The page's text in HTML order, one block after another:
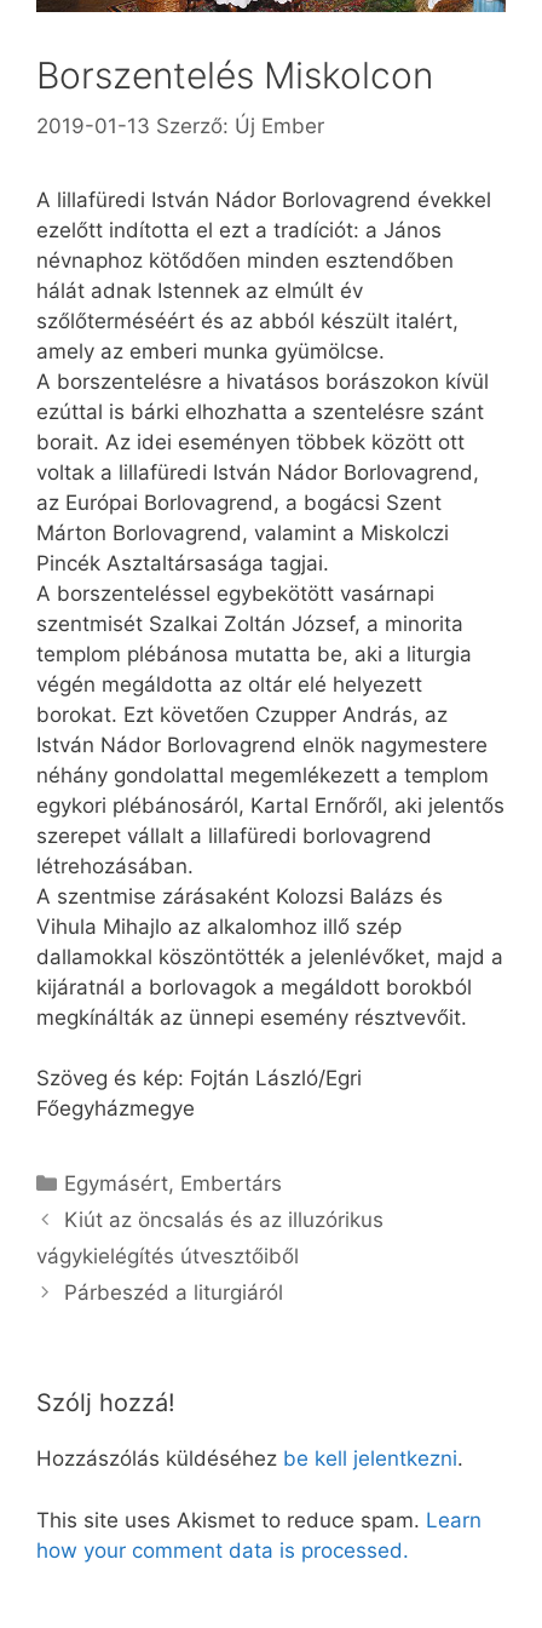
Borszentelés Miskolcon
2019-01-13 Szerző: Új Ember
A lillafüredi István Nádor Borlovagrend évekkel
ezelőtt indította el ezt a tradíciót: a János
névnaphoz kötődően minden esztendőben
hálát adnak Istennek az elmúlt év
szőlőterméséért és az abból készült italért,
amely az emberi munka gyümölcse.
A borszentelésre a hivatásos borászokon kívül
ezúttal is bárki elhozhatta a szentelésre szánt
borait. Az idei eseményen többek között ott
voltak a lillafüredi István Nádor Borlovagrend,
az Európai Borlovagrend, a bogácsi Szent
Márton Borlovagrend, valamint a Miskolczi
Pincék Asztaltársasága tagjai.
A borszenteléssel egybekötött vasárnapi
szentmisét Szalkai Zoltán József, a minorita
templom plébánosa mutatta be, aki a liturgia
végén megáldotta az oltár elé helyezett
borokat. Ezt követően Czupper András, az
István Nádor Borlovagrend elnök nagymestere
néhány gondolattal megemlékezett a templom
egykori plébánosáról, Kartal Ernőről, aki jelentős
szerepet vállalt a lillafüredi borlovagrend
létrehozásában.
A szentmise zárásaként Kolozsi Balázs és
Vihula Mihajlo az alkalomhoz illő szép
dallamokkal köszöntötték a jelenlévőket, majd a
kijáratnál a borlovagok a megáldott borokból
megkínálták az ünnepi esemény résztvevőit.
Szöveg és kép: Fojtán László/Egri
Főegyházmegye
Kategória
Egymásért, Embertárs
Kiút az öncsalás és az illuzórikus
vágykielégítés útvesztőiből
Párbeszéd a liturgiáról
Szólj hozzá!
Hozzászólás küldéséhez be kell jelentkezni.
This site uses Akismet to reduce spam. Learn
how your comment data is processed.